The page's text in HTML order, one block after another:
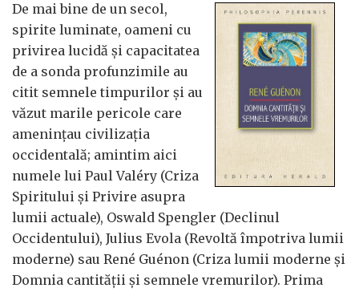
De mai bine de un secol,
spirite luminate, oameni cu
privirea lucidă și capacitatea
de a sonda profunzimile au
citit semnele timpurilor și au
văzut marile pericole care
amenințau civilizația
occidentală; amintim aici
numele lui Paul Valéry (Criza
Spiritului și Privire asupra
lumii actuale), Oswald Spengler (Declinul
Occidentului), Julius Evola (Revoltă împotriva lumii
moderne) sau René Guénon (Criza lumii moderne și
Domnia cantității și semnele vremurilor). Prima